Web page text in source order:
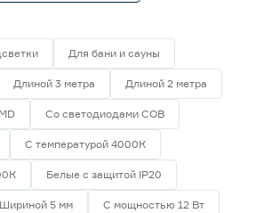
Для бани и сауны
Длиной 3 метра Длиной 2 метра
Со светодиодами СОВ
С температурой 4000К
Белые с защитой IP20
Шириной 5 мм С мощностью 12 Вт